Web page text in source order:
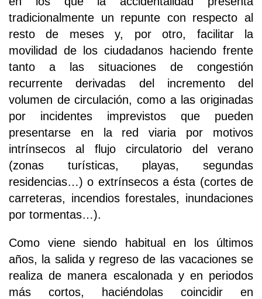
tradicionalmente un repunte con respecto al
resto de meses y, por otro, facilitar la
movilidad de los ciudadanos haciendo frente
tanto a las situaciones de congestión
recurrente derivadas del incremento del
volumen de circulación, como a las originadas
por incidentes imprevistos que pueden
presentarse en la red viaria por motivos
intrínsecos al flujo circulatorio del verano
(zonas turísticas, playas, segundas
residencias…) o extrínsecos a ésta (cortes de
carreteras, incendios forestales, inundaciones
por tormentas…).
Como viene siendo habitual en los últimos
años, la salida y regreso de las vacaciones se
realiza de manera escalonada y en periodos
más cortos, haciéndolas coincidir en